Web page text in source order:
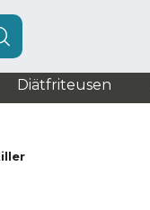
Diätfriteusen